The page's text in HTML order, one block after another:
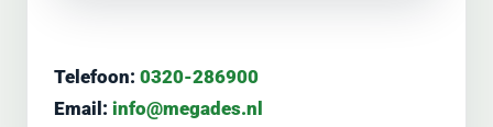
Telefoon: 0320-286900
Email: info@megades.nl